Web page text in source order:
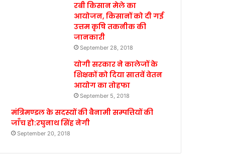
रबी किसान मेले का
आयोजन, किसानों को दी गई
उत्तम कृषि तकनीक की
जानकारी
September 28, 2018
योगी सरकार ने कालेजों के
शिक्षकों को दिया सातवें वेतन
आयोग का तोहफा
September 5, 2018
मंत्रिमण्डल के सदस्यों की बैनामी सम्पत्तियों की
जाँच हो:रघुनाथ सिंह नेगी
September 20, 2018